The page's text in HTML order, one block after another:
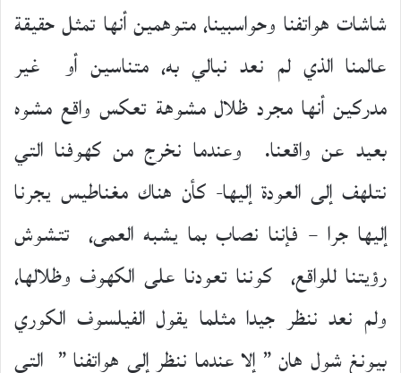
شاشات هواتفنا وحواسبينا، متوهمين أنها تمثل حقيقة
عالمنا الذي لم نعد نبالي به، متناسين أو غير
مدركين أنها مجرد ظلال مشوهة تعكس واقع مشوه
بعيد عن واقعنا. وعندما نخرج من كهوفنا التي
نتلهف إلى العودة إليها- كأن هناك مغناطيس يجرنا
إليها جرا – فإننا نصاب بما يشبه العمى، تتشوش
رؤيتنا للواقع، كوننا تعودنا على الكهوف وظلالها،
ولم نعد ننظر جيدا مثلما يقول الفيلسوف الكوري
بيونغ شول هان ” إلا عندما ننظر إلى هواتفنا ” التي